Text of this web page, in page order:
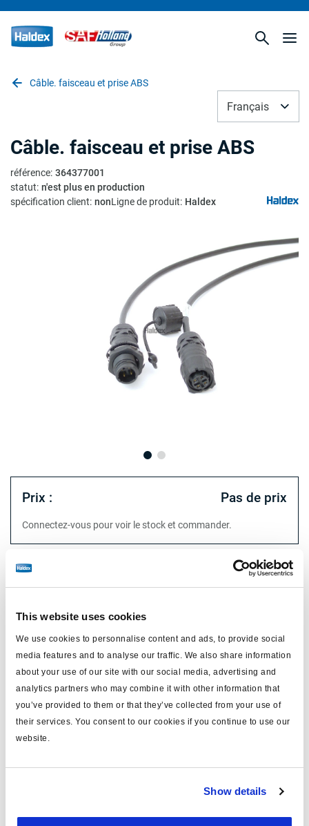
This website uses cookies
We use cookies to personnalise content and ads, to provide social
media features and to analyse our traffic. We also share information
about your use of our site with our social media, advertising and
analytics partners who may combine it with other information that
you’ve provided to them or that they’ve collected from your use of
their services. You consent to our cookies if you continue to use our
website.
Show details
Câble. faisceau et prise ABS
Français
Câble. faisceau et prise ABS
référence: 364377001
statut: n'est plus en production
spécification client: nonLigne de produit: Haldex
Prix : Pas de prix
Connectez-vous pour voir le stock et commander.
type
pour Info Centre
longueur (m)
note
Framatome connector fitted;
extention
assemblé